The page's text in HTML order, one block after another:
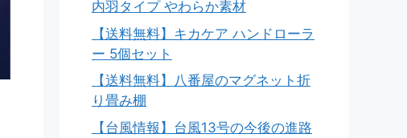
内羽タイプ やわらか素材
【送料無料】キカケア ハンドローラ
ー 5個セット
【送料無料】八番屋のマグネット折
り畳み棚
【台風情報】台風13号の今後の進路